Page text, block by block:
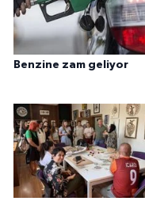
Benzine zam geliyor